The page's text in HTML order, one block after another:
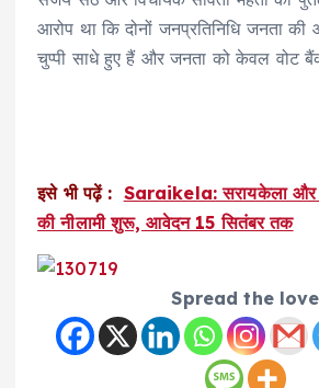
आरोप था कि दोनों जनप्रतिनिधि जनता
चुप्पी साधे हुए हैं और जनता को केवल वोट
इसे भी पढ़ें : Saraikela: सरायकेला और
की नीलामी शुरू, आवेदन 15 सितंबर तक
Spread the love